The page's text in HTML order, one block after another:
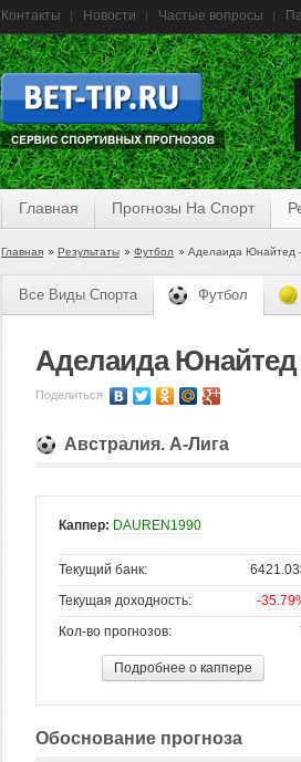
Контакты Новости Частые вопросы
Главная Прогнозы На Спорт
Главная Результаты Футбол Аделаида Юнайтед
Все Виды Спорта Футбол
Аделаида Юнайтед
Поделиться
Австралия. А-Лига
Каппер: DAUREN1990
Текущий банк:
Текущая доходность:
-
Кол-во прогнозов:
Подробнее о каппере
Обоснование прогноза